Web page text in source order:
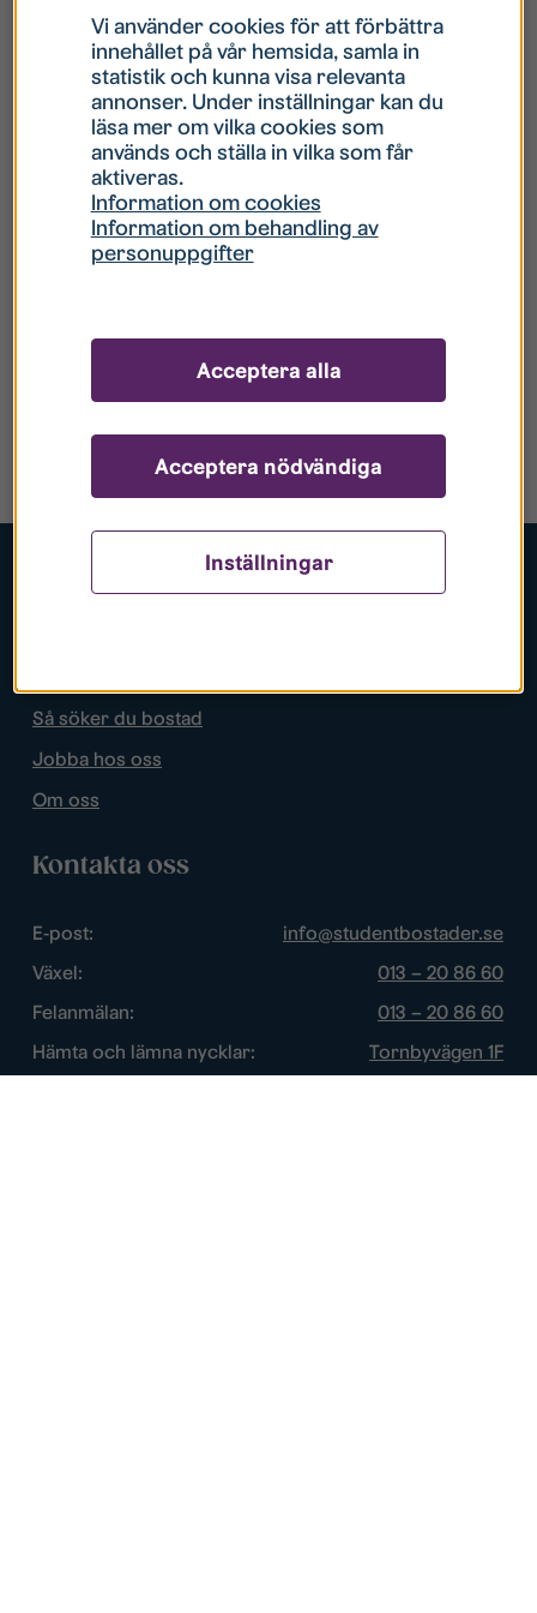
Populära sidor
Så söker du bostad
Jobba hos oss
Om oss
Kontakta oss
E-post:
info@studentbostader.se
Växel:
013 – 20 86 60
Felanmälan:
013 – 20 86 60
Hämta och lämna nycklar:
Tornbyvägen 1F
Vi använder cookies för att förbättra
innehållet på vår hemsida, samla in
statistik och kunna visa relevanta
annonser. Under inställningar kan du
läsa mer om vilka cookies som
används och ställa in vilka som får
aktiveras.
Information om cookies
Information om behandling av
personuppgifter
Inställningar
Acceptera nödvändiga
Acceptera alla